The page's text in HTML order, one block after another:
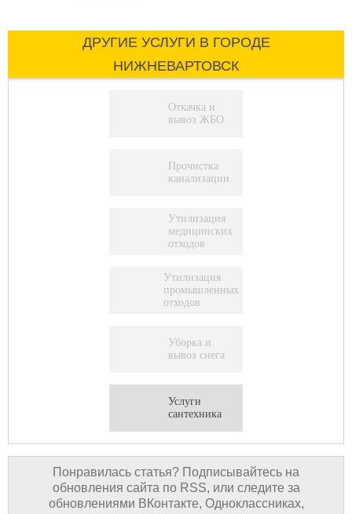
ДРУГИЕ УСЛУГИ В ГОРОДЕ
НИЖНЕВАРТОВСК
Откачка и
вывоз ЖБО
Прочистка
канализации
Утилизация
медицинских
отходов
Утилизация
промышленных
отходов
Уборка и
вывоз снега
Услуги
сантехника
Понравилась статья? Подписывайтесь на
обновления сайта по RSS, или следите за
обновлениями ВКонтакте, Одноклассниках,